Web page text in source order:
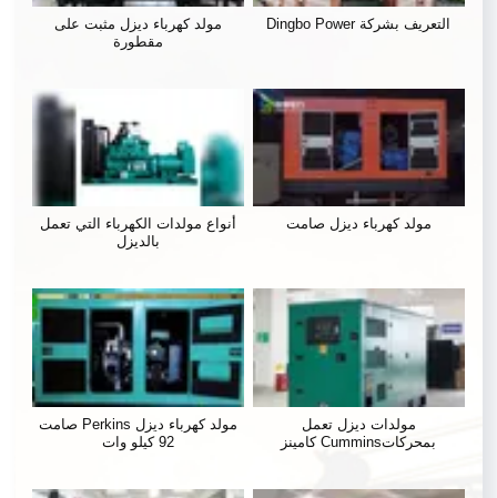
التعريف بشركة Dingbo Power
مولد كهرباء ديزل مثبت على
مقطورة
مولد كهرباء ديزل صامت
أنواع مولدات الكهرباء التي تعمل
بالديزل
مولدات ديزل تعمل
بمحركاتCummins كامينز
مولد كهرباء ديزل Perkins صامت
92 كيلو وات